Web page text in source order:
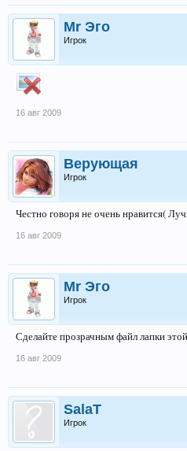
Mr Эго
Игрок
16 авг 2009
Верующая
Игрок
Честно говоря не очень нравится(
16 авг 2009
Mr Эго
Игрок
Сделайте прозрачным файл лапки
16 авг 2009
SalaT
Игрок